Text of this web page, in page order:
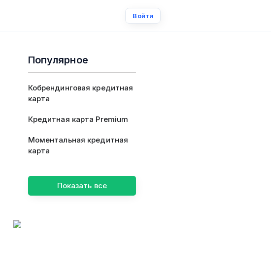
Войти
Популярное
Кобрендинговая кредитная
карта
Кредитная карта Premium
Моментальная кредитная
карта
Показать все